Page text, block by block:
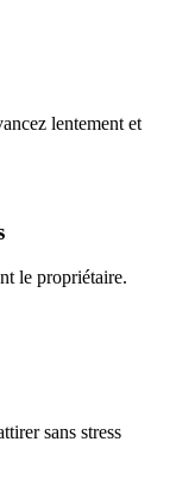
lentement et
le propriétaire.
sans stress